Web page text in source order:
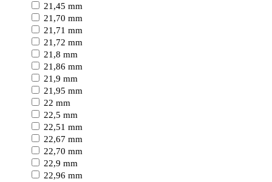
21,45 mm
21,70 mm
21,71 mm
21,72 mm
21,8 mm
21,86 mm
21,9 mm
21,95 mm
22 mm
22,5 mm
22,51 mm
22,67 mm
22,70 mm
22,9 mm
22,96 mm